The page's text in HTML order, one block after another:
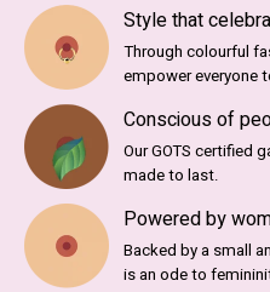
Style that
Through colourful
empower everyone
Conscious of
Our GOTS certified
made to last.
Powered by
Backed by a small
is an ode to